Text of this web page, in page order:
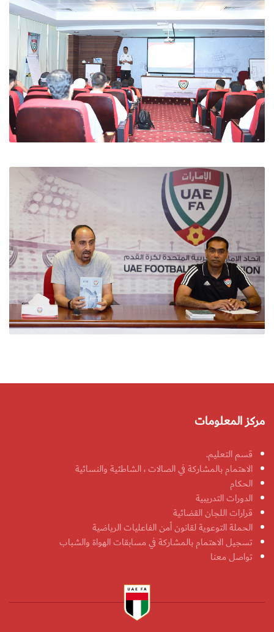
مركز المعلومات
قسم التعليم.
الاهتمام بالمشاركة في الصالات ، الشاطئية والنسائية
الحكام
الدورات التدريبية
قرارات اللجان القضائية
الحملة التوعوية لقانون أمن الفاعليات الرياضية
تسجيل الاهتمام بالمشاركة في مسابقات الهواة والشباب
تواصل معنا